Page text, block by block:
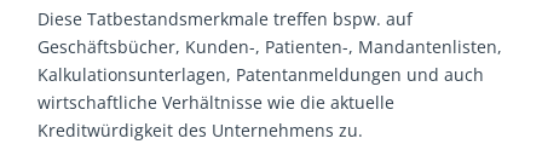
Diese Tatbestandsmerkmale treffen bspw. auf
Geschäftsbücher, Kunden-, Patienten-, Mandantenlisten,
Kalkulationsunterlagen, Patentanmeldungen und auch
wirtschaftliche Verhältnisse wie die aktuelle
Kreditwürdigkeit des Unternehmens zu.